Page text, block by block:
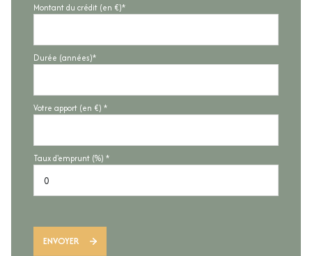
Montant du crédit (en €)*
Durée (années)*
Votre apport (en €) *
Taux d'emprunt (%) *
ENVOYER